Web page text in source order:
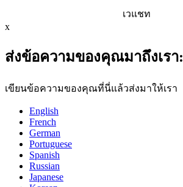
เวแชท
x
ส่งข้อความของคุณมาถึงเรา:
เขียนข้อความของคุณที่นี่แล้วส่งมาให้เรา
English
French
German
Portuguese
Spanish
Russian
Japanese